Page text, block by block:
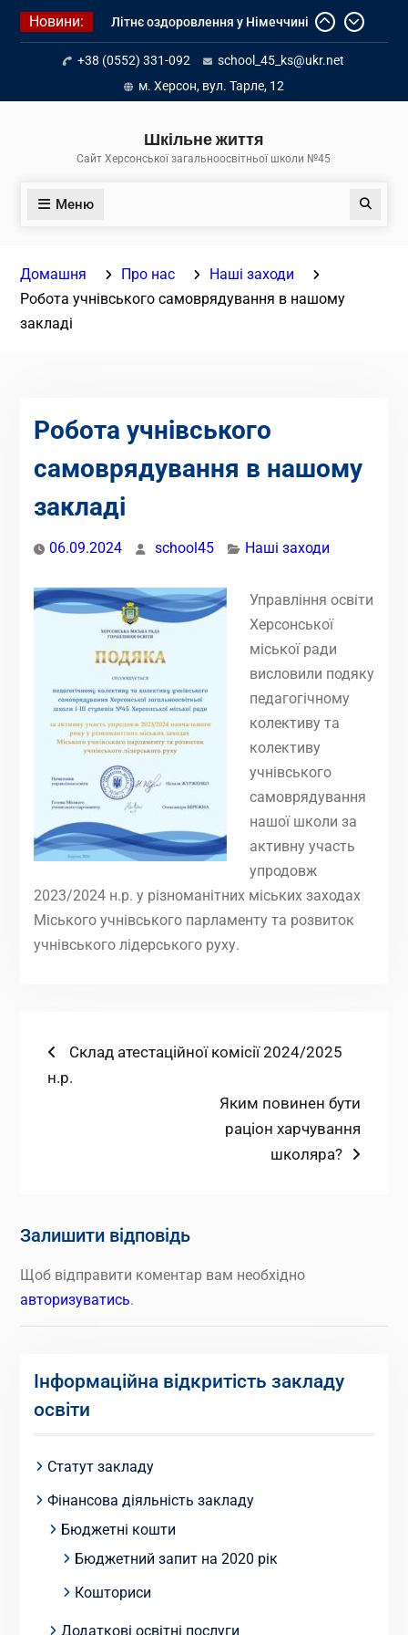
Перейти
Новини:
Літнє оздоровлення у Німеччині
Діалог з бізнесом
Інформація про вступ молоді з
тимчасово окупованих територій
до українських закладів освіти
+38 (0552) 331-092
school_45_ks@ukr.net
м. Херсон, вул. Тарле, 12
Шкільне життя
Сайт Херсонської загальноосвітньої школи №45
Меню Пошук
Домашня Про нас
Наші заходи
Робота учнівського самоврядування в нашому
закладі
Робота учнівського
самоврядування в нашому
закладі
06.09.2024 school45 Наші заходи
Управління освіти
Херсонської
міської ради
висловили подяку
педагогічному
колективу та
колективу
учнівського
самоврядування
нашої школи за
активну участь
упродовж
2023/2024 н.р. у різноманітних міських заходах
Міського учнівського парламенту та розвиток
учнівського лідерського руху.
Навігація
записів
Попередній
запис:
Склад атестаційної комісії 2024/2025
н.р.
Наступний
запис:
Яким повинен бути
раціон харчування
школяра?
Залишити відповідь
Щоб відправити коментар вам необхідно
авторизуватись.
Інформаційна відкритість закладу
освіти
Статут закладу
Фінансова діяльність закладу
Бюджетні кошти
Бюджетний запит на 2020 рік
Кошториси
Додаткові освітні послуги